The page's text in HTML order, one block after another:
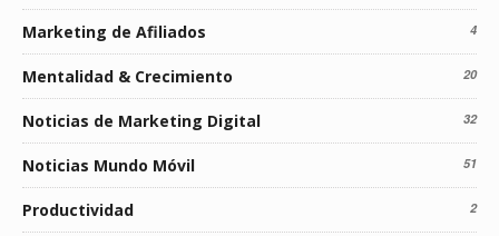
Marketing de Afiliados 4
Mentalidad & Crecimiento 20
Noticias de Marketing Digital 32
Noticias Mundo Móvil 51
Productividad 2